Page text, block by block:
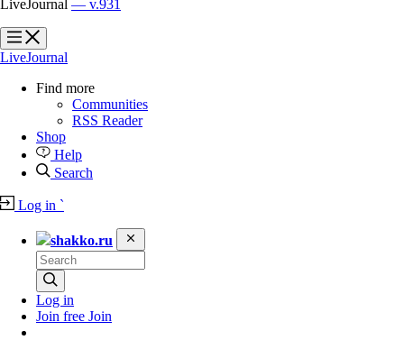
LiveJournal — v.931
?
?
LiveJournal
Find more
Communities
RSS Reader
Shop
Help
Search
Log in `
shakko.ru
Log in
Join free Join